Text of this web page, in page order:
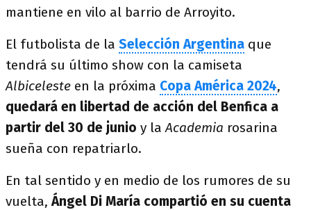
mantiene en vilo al barrio de Arroyito.
El futbolista de la Selección Argentina que
tendrá su último show con la camiseta
Albiceleste en la próxima Copa América 2024,
quedará en libertad de acción del Benfica a
partir del 30 de junio y laAcademia rosarina
sueña con repatriarlo.
En tal sentido y en medio de los rumores de su
vuelta,Ángel Di María compartió en su cuenta